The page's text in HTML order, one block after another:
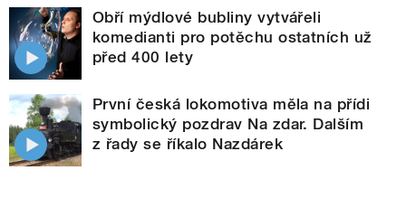
Obří mýdlové bubliny vytvářeli
komedianti pro potěchu ostatních už
před 400 lety
První česká lokomotiva měla na přídi
symbolický pozdrav Na zdar. Dalším
z řady se říkalo Nazdárek